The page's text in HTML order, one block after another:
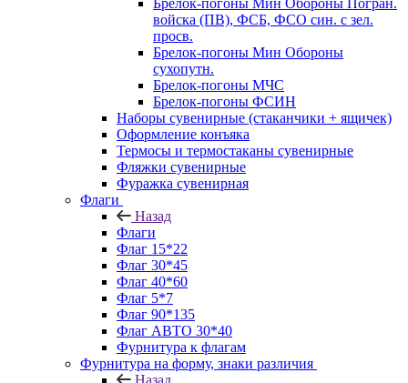
Брелок-погоны Мин Обороны Погран.
войска (ПВ), ФСБ, ФСО син. с зел.
просв.
Брелок-погоны Мин Обороны
сухопутн.
Брелок-погоны МЧС
Брелок-погоны ФСИН
Наборы сувенирные (стаканчики + ящичек)
Оформление конъяка
Термосы и термостаканы сувенирные
Фляжки сувенирные
Фуражка сувенирная
Флаги
Назад
Флаги
Флаг 15*22
Флаг 30*45
Флаг 40*60
Флаг 5*7
Флаг 90*135
Флаг АВТО 30*40
Фурнитура к флагам
Фурнитура на форму, знаки различия
Назад